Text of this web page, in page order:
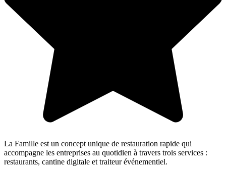
La Famille est un concept unique de restauration rapide qui
accompagne les entreprises au quotidien à travers trois services :
restaurants, cantine digitale et traiteur événementiel.